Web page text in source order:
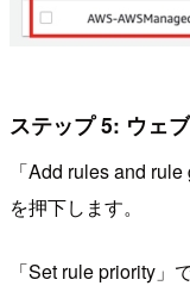
ステップ 5: ウェ
「Add rules and
を押下します。
「Set rule priority